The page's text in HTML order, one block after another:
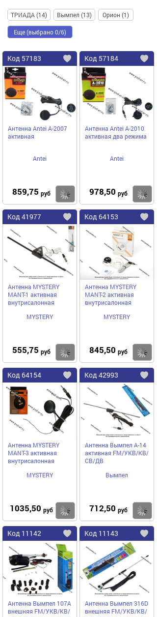
ТРИАДА (14) Вымпел (13) Орион (1)
Еще (выбрано 0/6)
Код 57183
Добавить
избранное
Антенна Antei А-2007
активная
Antei
859,75 руб Купить
Код 57184
Антенна Antei А-2010
активная два режима
Antei
978,50 руб
Код 41977
Добавить
в
избранное
Антенна MYSTERY
MANT-1 активная
внутрисалонная
MYSTERY
555,75 руб Купить
Код 64153
Антенна MYSTERY
MANT-2 активная
внутрисалонная
MYSTERY
845,50 руб
Код 64154
Добавить
избранное
Антенна MYSTERY
MANT-3 активная
внутрисалонная
MYSTERY
1035,50 руб Купить
Код 42993
Антенна Вымпел А-14
активная FM/УКВ/КВ/
СВ/ДВ
Вымпел
712,50 руб
Код 11142
Добавить
избранное
Антенна Вымпел 107А
внешняя FM/УКВ/КВ/
Код 11143
Антенна Вымпел 316D
внешняя FM/УКВ/КВ/